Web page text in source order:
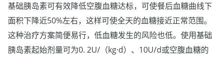
基础胰岛素可有效降低空腹血糖达标，可使餐后血糖曲线下
面积下降近50%左右，这样可使全天的血糖接近正常范围。
这种治疗方案简便易行，低血糖发生的风险也低。使用基础
胰岛素起始剂量可为0. 2U/（kg·d）、10U/d或空腹血糖的